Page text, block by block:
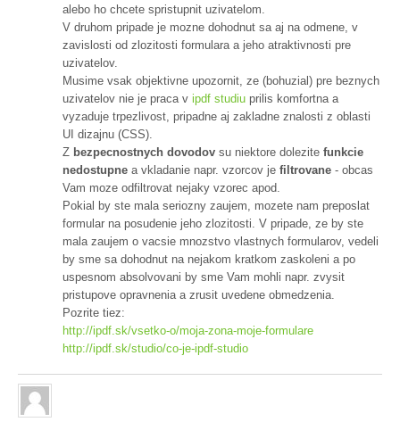
alebo ho chcete spristupnit uzivatelom.
V druhom pripade je mozne dohodnut sa aj na odmene, v
zavislosti od zlozitosti formulara a jeho atraktivnosti pre
uzivatelov.
Musime vsak objektivne upozornit, ze (bohuzial) pre beznych
uzivatelov nie je praca v ipdf studiu prilis komfortna a
vyzaduje trpezlivost, pripadne aj zakladne znalosti z oblasti
UI dizajnu (CSS).
Z bezpecnostnych dovodov su niektore dolezite funkcie
nedostupne a vkladanie napr. vzorcov je filtrovane - obcas
Vam moze odfiltrovat nejaky vzorec apod.
Pokial by ste mala seriozny zaujem, mozete nam preposlat
formular na posudenie jeho zlozitosti. V pripade, ze by ste
mala zaujem o vacsie mnozstvo vlastnych formularov, vedeli
by sme sa dohodnut na nejakom kratkom zaskoleni a po
uspesnom absolvovani by sme Vam mohli napr. zvysit
pristupove opravnenia a zrusit uvedene obmedzenia.
Pozrite tiez:
http://ipdf.sk/vsetko-o/moja-zona-moje-formulare
http://ipdf.sk/studio/co-je-ipdf-studio